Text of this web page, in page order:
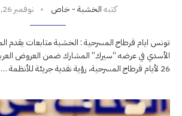
كتبهالخشبة - خاص نوفمبر 26, 2025
تونس ايام قرطاج المسرحية : الخشبة متابعات يقدم
الأسدي في عرضه “سيرك” المشارك ضمن العروض
26 لأيام قرطاج المسرحية، رؤية نقدية جريئة للأنظمة …